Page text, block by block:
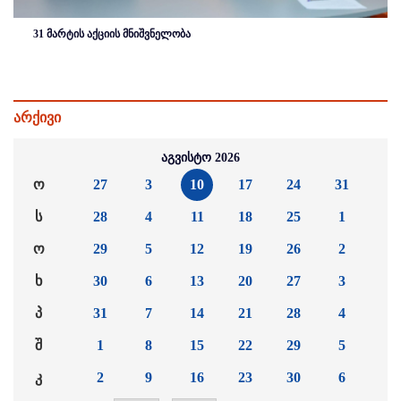
31 მარტის აქციის მნიშვნელობა
არქივი
აგვისტო 2026
ო
ს
ო
ხ
პ
შ
კ
27
28
29
30
31
1
2
3
4
5
6
7
8
9
10
11
12
13
14
15
16
17
18
19
20
21
22
23
24
25
26
27
28
29
30
31
1
2
3
4
5
6